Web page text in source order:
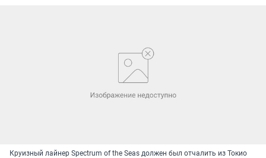
Круизный лайнер Spectrum of the Seas должен был отчалить из Токио